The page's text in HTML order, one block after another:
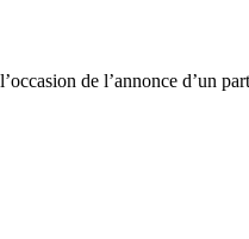
de l’annonce d’un